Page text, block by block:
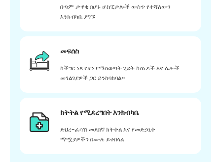
በጣም ታዋቂ በሆኑ ሆስፒታሎች ውስጥ የተሻለውን
እንክብካቤ ያግኙ
መፍሰስ
ከችግር ነጻ የሆነ የማስወጣት ሂደት ከሰነዶች እና ሌሎች
መገልገያዎች ጋር ይንከባከባል።
ክትትል የሚደረግበት እንክብካቤ
ድህረ-ፈሳሽ መደበኛ ክትትል እና የመድኃኒት
ማሟያዎችን በሙሉ ይቀበላል